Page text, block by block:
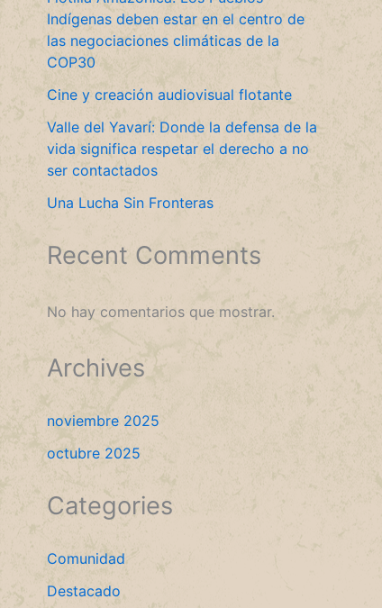
Indígenas deben estar en el centro de
las negociaciones climáticas de la
COP30
Cine y creación audiovisual flotante
Valle del Yavarí: Donde la defensa de la
vida significa respetar el derecho a no
ser contactados
Una Lucha Sin Fronteras
Recent Comments
No hay comentarios que mostrar.
Archives
noviembre 2025
octubre 2025
Categories
Comunidad
Destacado